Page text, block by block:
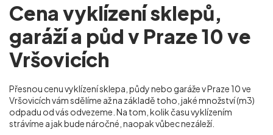
Cena vyklízení sklepů,
garáží a půd v Praze 10 ve
Vršovicích
Přesnou cenu vyklízení sklepa, půdy nebo garáže v Praze 10 ve
Vršovicíchvám sdělíme až na základě toho, jaké množství (m3)
odpadu od vás odvezeme. Na tom, kolik času vyklízením
strávíme a jak bude náročné, naopak vůbec nezáleží.